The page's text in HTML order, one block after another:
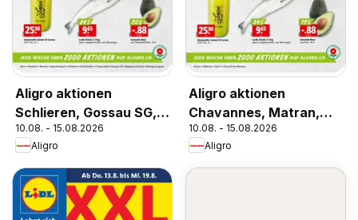
Aligro aktionen
Schlieren, Gossau SG,
Frauenfeld, Rapperswil-
Jona, Sargans, Bern
10.08. - 15.08.2026
Aligro
Aligro aktionen
Chavannes, Matran,
Genf, Sitten
10.08. - 15.08.2026
Aligro